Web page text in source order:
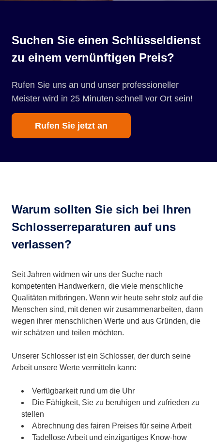
Suchen Sie einen Schlüsseldienst
zu einem vernünftigen Preis?
Rufen Sie uns an und unser professioneller
Meister wird in 25 Minuten schnell vor Ort sein!
Rufen Sie jetzt an
Warum sollten Sie sich bei Ihren
Schlosserreparaturen auf uns
verlassen?
Seit Jahren widmen wir uns der Suche nach
kompetenten Handwerkern, die viele menschliche
Qualitäten mitbringen. Wenn wir heute sehr stolz auf die
Menschen sind, mit denen wir zusammenarbeiten, dann
wegen ihrer menschlichen Werte und aus Gründen, die
wir schätzen und teilen möchten.
Unserer Schlosser ist ein Schlosser, der durch seine
Arbeit unsere Werte vermitteln kann:
Verfügbarkeit rund um die Uhr
Die Fähigkeit, Sie zu beruhigen und zufrieden zu
stellen
Abrechnung des fairen Preises für seine Arbeit
Tadellose Arbeit und einzigartiges Know-how